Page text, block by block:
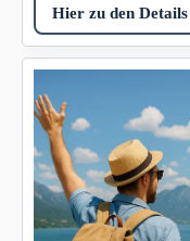
Hier zu den Details
Isla
Secrets
Tui.com
DE